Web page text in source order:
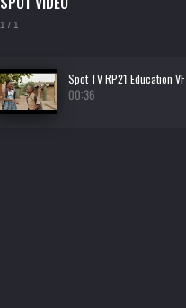
1 / 1
Spot TV RP21 Education VF
00:36